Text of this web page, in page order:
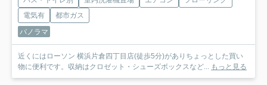
電気有
都市ガス
パノラマ
近くにはローソン 横浜片倉四丁目店(徒歩5分)がありちょっとした買い
物に便利です。収納はクロゼット・シューズボックスなど... もっと見る